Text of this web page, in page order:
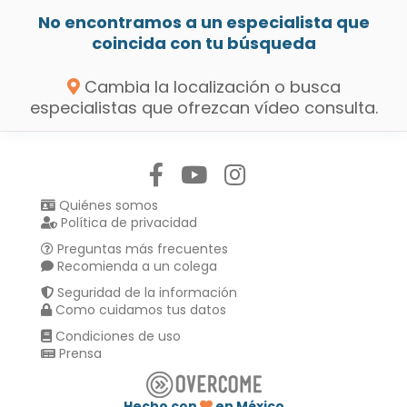
No encontramos a un especialista que
coincida con tu búsqueda
Cambia la localización o busca
especialistas que ofrezcan vídeo consulta.
Quiénes somos
Política de privacidad
Preguntas más frecuentes
Recomienda a un colega
Seguridad de la información
Como cuidamos tus datos
Condiciones de uso
Prensa